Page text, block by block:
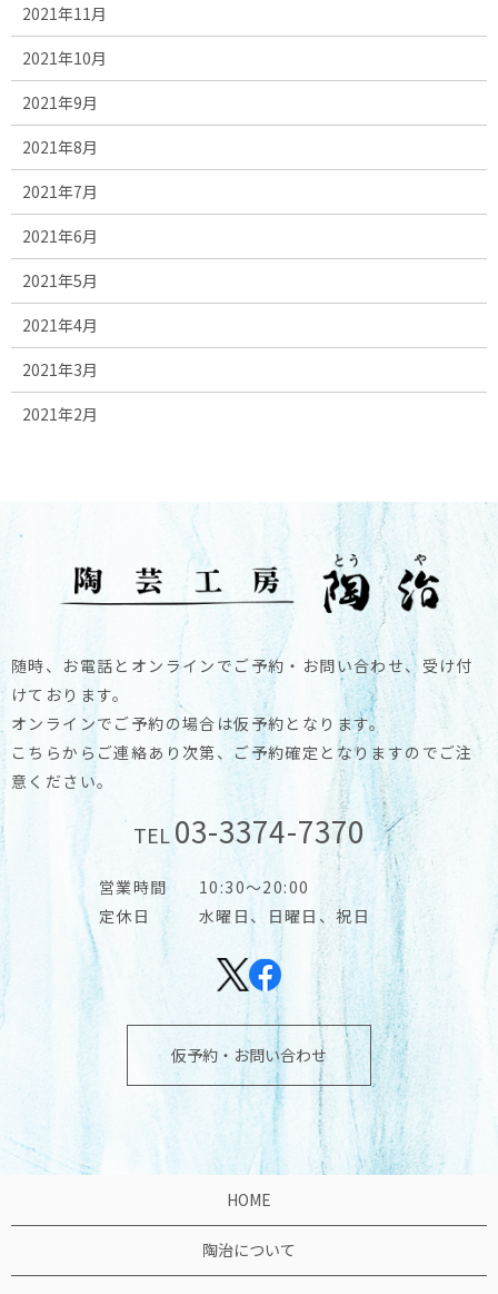
2021年11月
2021年10月
2021年9月
2021年8月
2021年7月
2021年6月
2021年5月
2021年4月
2021年3月
2021年2月
随時、お電話とオンラインでご予約・お問い合わせ、受け付
けております。
オンラインでご予約の場合は仮予約となります。
こちらからご連絡あり次第、ご予約確定となりますのでご注
意ください。
TEL03-3374-7370
営業時間
10:30～20:00
定休日
水曜日、日曜日、祝日
仮予約・お問い合わせ
HOME
陶治について